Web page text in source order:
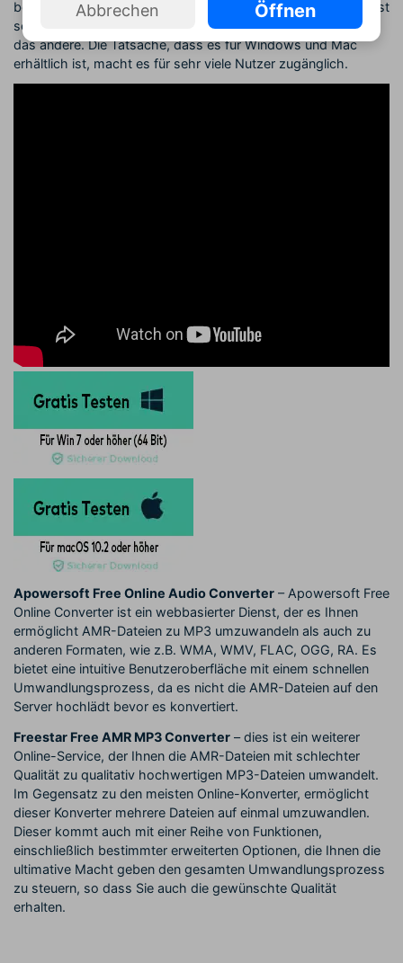
bearbeiten. Konvertieren von Dateien mit diesem Programm ist
so einfach wie Drag & Drop von Dateien von einem Format in
das andere. Die Tatsache, dass es für Windows und Mac
erhältlich ist, macht es für sehr viele Nutzer zugänglich.
Apowersoft Free Online Audio Converter – Apowersoft Free
Online Converter ist ein webbasierter Dienst, der es Ihnen
ermöglicht AMR-Dateien zu MP3 umzuwandeln als auch zu
anderen Formaten, wie z.B. WMA, WMV, FLAC, OGG, RA. Es
bietet eine intuitive Benutzeroberfläche mit einem schnellen
Umwandlungsprozess, da es nicht die AMR-Dateien auf den
Server hochlädt bevor es konvertiert.
Freestar Free AMR MP3 Converter – dies ist ein weiterer
Online-Service, der Ihnen die AMR-Dateien mit schlechter
Qualität zu qualitativ hochwertigen MP3-Dateien umwandelt.
Im Gegensatz zu den meisten Online-Konverter, ermöglicht
dieser Konverter mehrere Dateien auf einmal umzuwandlen.
Dieser kommt auch mit einer Reihe von Funktionen,
einschließlich bestimmter erweiterten Optionen, die Ihnen die
ultimative Macht geben den gesamten Umwandlungsprozess
zu steuern, so dass Sie auch die gewünschte Qualität
erhalten.
Abbrechen Öffnen